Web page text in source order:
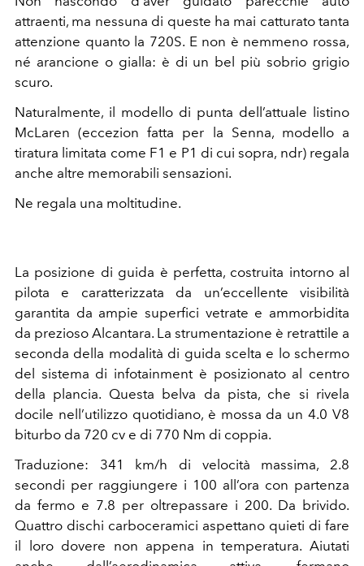
attraenti, ma nessuna di queste ha mai catturato tanta
attenzione quanto la 720S. E non è nemmeno rossa,
né arancione o gialla: è di un bel più sobrio grigio
scuro.
Naturalmente, il modello di punta dell’attuale listino
McLaren (eccezion fatta per la Senna, modello a
tiratura limitata come F1 e P1 di cui sopra, ndr) regala
anche altre memorabili sensazioni.
Ne regala una moltitudine.
La posizione di guida è perfetta, costruita intorno al
pilota e caratterizzata da un’eccellente visibilità
garantita da ampie superfici vetrate e ammorbidita
da prezioso Alcantara. La strumentazione è retrattile a
seconda della modalità di guida scelta e lo schermo
del sistema di infotainment è posizionato al centro
della plancia. Questa belva da pista, che si rivela
docile nell’utilizzo quotidiano, è mossa da un 4.0 V8
biturbo da 720 cv e di 770 Nm di coppia.
Traduzione: 341 km/h di velocità massima, 2.8
secondi per raggiungere i 100 all’ora con partenza
da fermo e 7.8 per oltrepassare i 200. Da brivido.
Quattro dischi carboceramici aspettano quieti di fare
il loro dovere non appena in temperatura. Aiutati